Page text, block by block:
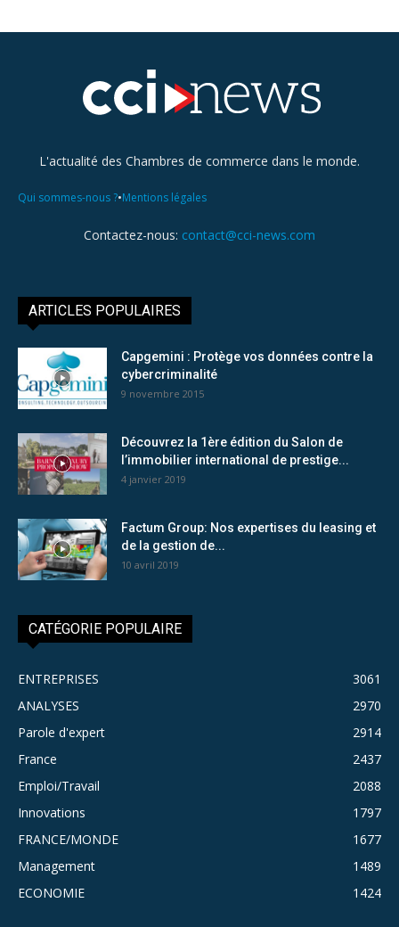
L'actualité des Chambres de commerce dans le monde.
Qui sommes-nous ?•Mentions légales
Contactez-nous: contact@cci-news.com
ARTICLES POPULAIRES
Capgemini : Protège vos données contre la
cybercriminalité
9 novembre 2015
Découvrez la 1ère édition du Salon de
l’immobilier international de prestige...
4 janvier 2019
Factum Group: Nos expertises du leasing et
de la gestion de...
10 avril 2019
CATÉGORIE POPULAIRE
ENTREPRISES
3061
ANALYSES
2970
Parole d'expert
2914
France
2437
Emploi/Travail
2088
Innovations
1797
FRANCE/MONDE
1677
Management
1489
ECONOMIE
1424